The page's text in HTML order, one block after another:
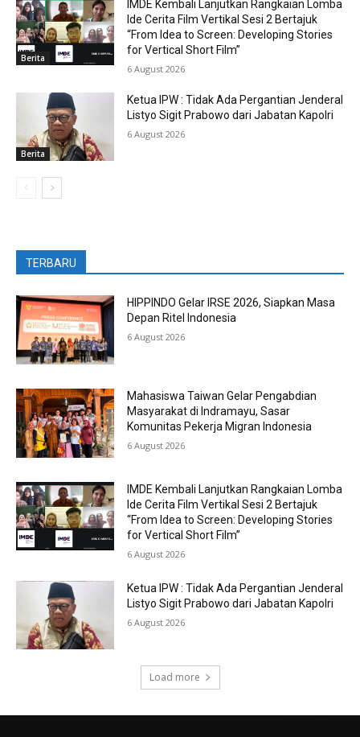
Berita
IMDE Kembali Lanjutkan Rangkaian Lomba
Ide Cerita Film Vertikal Sesi 2 Bertajuk
“From Idea to Screen: Developing Stories
for Vertical Short Film”
6 August 2026
Berita
Ketua IPW : Tidak Ada Pergantian Jenderal
Listyo Sigit Prabowo dari Jabatan Kapolri
6 August 2026
TERBARU
HIPPINDO Gelar IRSE 2026, Siapkan Masa
Depan Ritel Indonesia
6 August 2026
Mahasiswa Taiwan Gelar Pengabdian
Masyarakat di Indramayu, Sasar
Komunitas Pekerja Migran Indonesia
6 August 2026
IMDE Kembali Lanjutkan Rangkaian Lomba
Ide Cerita Film Vertikal Sesi 2 Bertajuk
“From Idea to Screen: Developing Stories
for Vertical Short Film”
6 August 2026
Ketua IPW : Tidak Ada Pergantian Jenderal
Listyo Sigit Prabowo dari Jabatan Kapolri
6 August 2026
Load more